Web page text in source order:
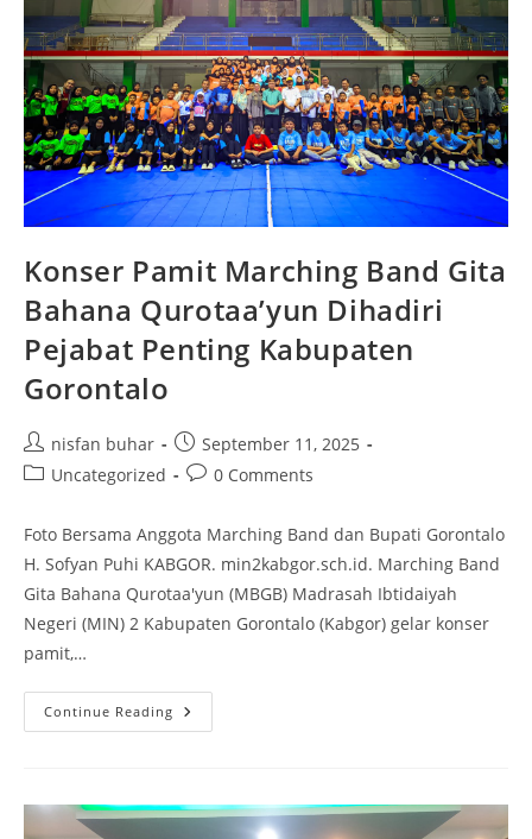
Konser Pamit Marching Band Gita
Bahana Qurotaa’yun Dihadiri
Pejabat Penting Kabupaten
Gorontalo
Post
author:
nisfan buhar
Post
published:
September 11, 2025
PostUncategorized
Post0 Comments
Foto Bersama Anggota Marching Band dan Bupati Gorontalo
H. Sofyan Puhi KABGOR. min2kabgor.sch.id. Marching Band
Gita Bahana Qurotaa'yun (MBGB) Madrasah Ibtidaiyah
Negeri (MIN) 2 Kabupaten Gorontalo (Kabgor) gelar konser
pamit,…
Continue Reading Konser
Pamit
Qurotaa’yun